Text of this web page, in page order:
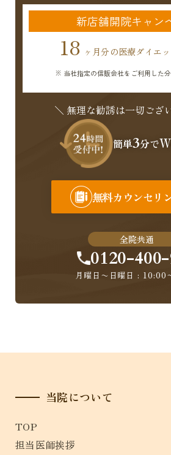
新店舗開院キャン
18 ヶ月分の医療ダイエ
※ 当社指定の信販会社をご利用した
＼ 無理な勧誘は一切ござ
簡単3分で
無料カウンセリ
全院共通
0120-
月曜日〜日曜日 : 10:00
当院について
TOP
担当医師挨拶